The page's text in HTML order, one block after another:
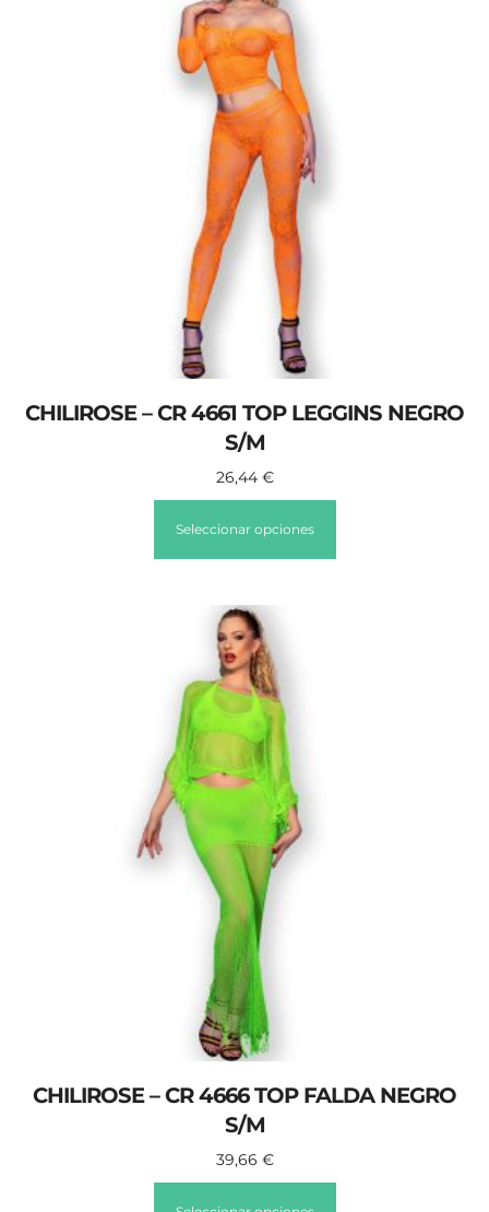
CHILIROSE – CR 4661 TOP LEGGINS NEGRO
S/M
26,44 €
Seleccionar opciones
CHILIROSE – CR 4666 TOP FALDA NEGRO
S/M
39,66 €